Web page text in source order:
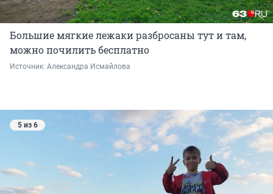
Большие мягкие лежаки разбросаны тут и там,
можно почилить бесплатно
Источник: Александра Исмайлова
5 из 6